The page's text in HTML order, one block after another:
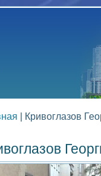
| Кривоглазов